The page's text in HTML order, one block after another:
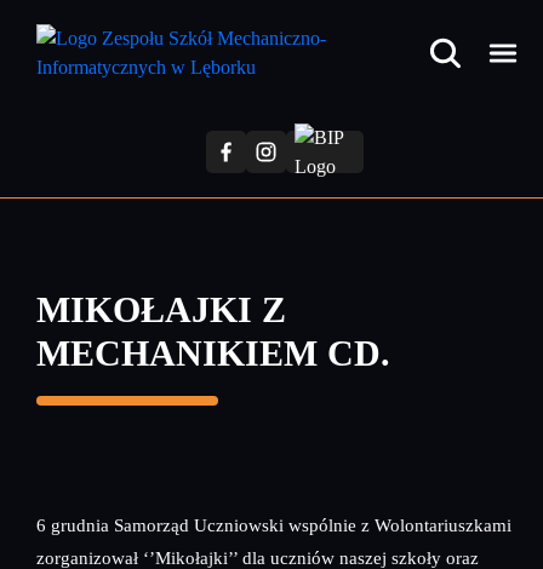
treści
MIKOŁAJKI Z
MECHANIKIEM CD.
6 grudnia Samorząd Uczniowski wspólnie z Wolontariuszkami
zorganizował ‘’Mikołajki’’ dla uczniów naszej szkoły oraz